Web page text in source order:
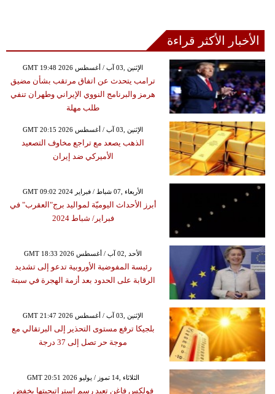
الأخبار الأكثر قراءة
GMT 19:48 2026 الإثنين ,03 آب / أغسطس
ترامب يتحدث عن اتفاق مرتقب بشأن مضيق
هرمز والبرنامج النووي الإيراني وطهران تنفي
طلب مهلة
GMT 20:15 2026 الإثنين ,03 آب / أغسطس
الذهب يصعد مع تراجع مخاوف التصعيد
الأميركي ضد إيران
GMT 09:02 2024 الأربعاء ,07 شباط / فبراير
أبرز الأحداث اليوميّة لمواليد برج"العقرب" في
فبراير/ شباط 2024
GMT 18:33 2026 الأحد ,02 آب / أغسطس
رئيسة المفوضية الأوروبية تدعو إلى تشديد
الرقابة على الحدود بعد أزمة الهجرة في سبتة
GMT 21:47 2026 الإثنين ,03 آب / أغسطس
بلجيكا ترفع مستوى التحذير إلى البرتقالي مع
موجة حر تصل إلى 37 درجة
GMT 20:51 2026 الثلاثاء ,14 تموز / يوليو
فولكس فاغن تعيد رسم استراتيجيتها بخفض